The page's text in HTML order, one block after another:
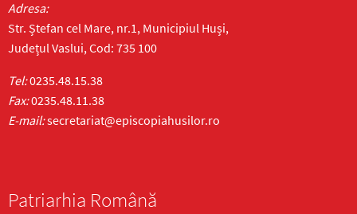
Adresa:
Str. Ștefan cel Mare, nr.1, Municipiul Huși,
Județul Vaslui, Cod: 735 100
Tel:0235.48.15.38
Fax:0235.48.11.38
E-mail:secretariat@episcopiahusilor.ro
Patriarhia Română